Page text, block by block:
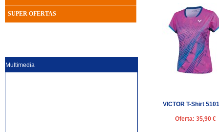
VICTOR T-Shirt
Oferta: 35,90 €
SUPER OFERTAS
Multimedia